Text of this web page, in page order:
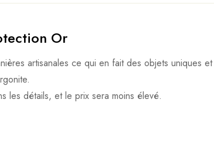
Or
artisanales ce qui en fait des objets uniques
les détails, et le prix sera moins élevé.